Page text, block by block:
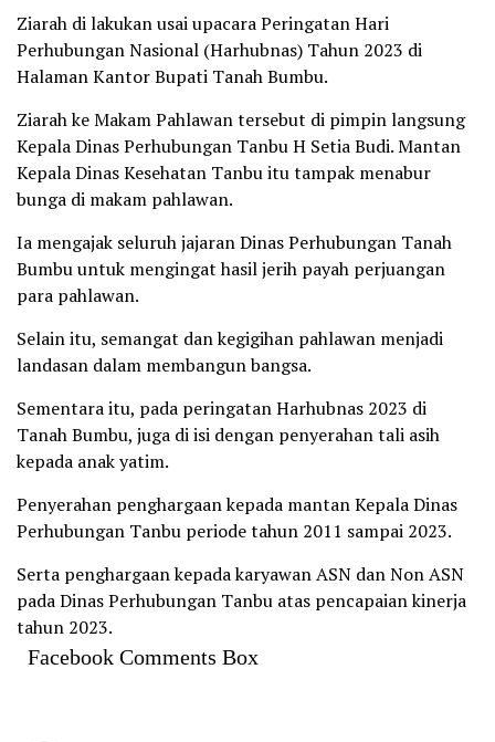
Ziarah di lakukan usai upacara Peringatan Hari
Perhubungan Nasional (Harhubnas) Tahun 2023 di
Halaman Kantor Bupati Tanah Bumbu.
Ziarah ke Makam Pahlawan tersebut di pimpin langsung
Kepala Dinas Perhubungan Tanbu H Setia Budi. Mantan
Kepala Dinas Kesehatan Tanbu itu tampak menabur
bunga di makam pahlawan.
Ia mengajak seluruh jajaran Dinas Perhubungan Tanah
Bumbu untuk mengingat hasil jerih payah perjuangan
para pahlawan.
Selain itu, semangat dan kegigihan pahlawan menjadi
landasan dalam membangun bangsa.
Sementara itu, pada peringatan Harhubnas 2023 di
Tanah Bumbu, juga di isi dengan penyerahan tali asih
kepada anak yatim.
Penyerahan penghargaan kepada mantan Kepala Dinas
Perhubungan Tanbu periode tahun 2011 sampai 2023.
Serta penghargaan kepada karyawan ASN dan Non ASN
pada Dinas Perhubungan Tanbu atas pencapaian kinerja
tahun 2023.
Facebook Comments Box